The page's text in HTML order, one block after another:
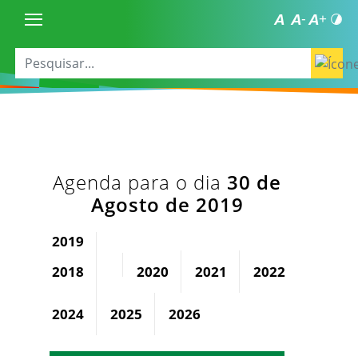
Agenda para o dia 30 de
Agosto de 2019
2019
2018
2020 2021 2022
2024 2025 2026